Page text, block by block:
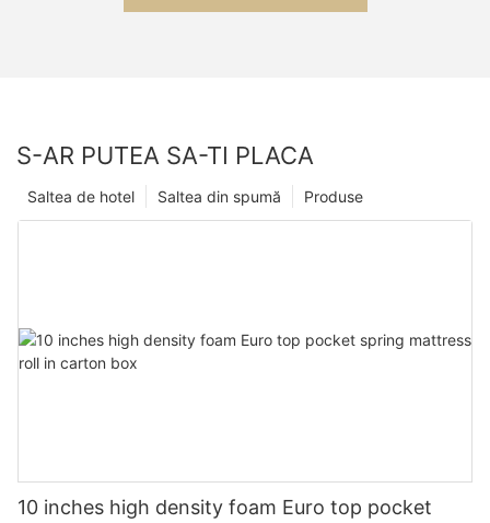
S-AR PUTEA SA-TI PLACA
Produse
Saltea din spumă
Saltea de hotel
10 inches high density foam Euro top pocket